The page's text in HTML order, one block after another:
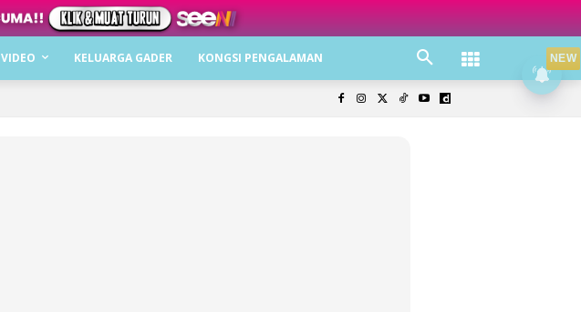
VIDEO KELUARGA GADER KONGSI PENGALAMAN NEW